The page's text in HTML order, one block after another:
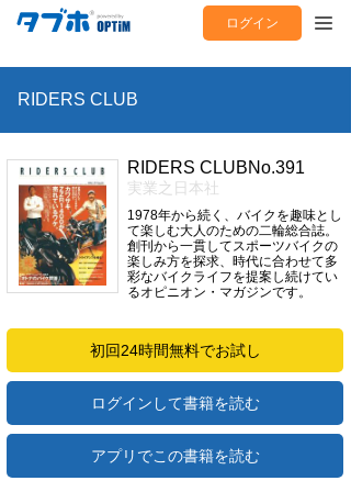
ログイン
RIDERS CLUB
RIDERS CLUBNo.391
実業之日本社
1978年から続く、バイクを趣味とし
て楽しむ大人のための二輪総合誌。
創刊から一貫してスポーツバイクの
楽しみ方を探求、時代に合わせて多
彩なバイクライフを提案し続けてい
るオピニオン・マガジンです。
初回24時間無料でお試し
ログインして書籍を読む
アプリでこの書籍を読む